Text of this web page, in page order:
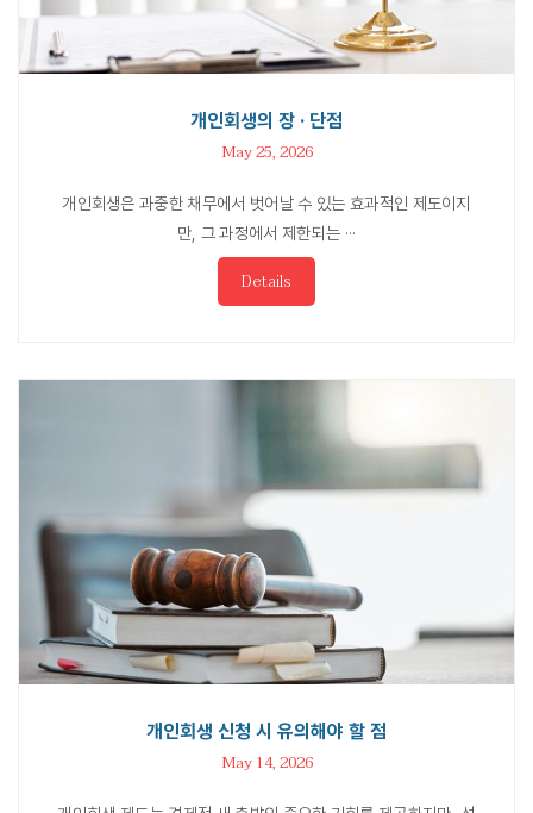
개인회생의 장 · 단점
May 25, 2026
개인회생은 과중한 채무에서 벗어날 수 있는 효과적인 제도이지
만, 그 과정에서 제한되는 ···
Details
개인회생 신청 시 유의해야 할 점
May 14, 2026